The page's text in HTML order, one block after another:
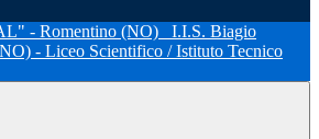
I.I.S. Biagio
- Liceo Scientifico / Istituto Tecnico